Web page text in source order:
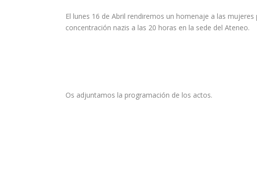
El lunes 16 de Abril rendiremos un homenaje a las
concentración nazis a las 20 horas en la sede del Ateneo.
Os adjuntamos la programación de los actos.